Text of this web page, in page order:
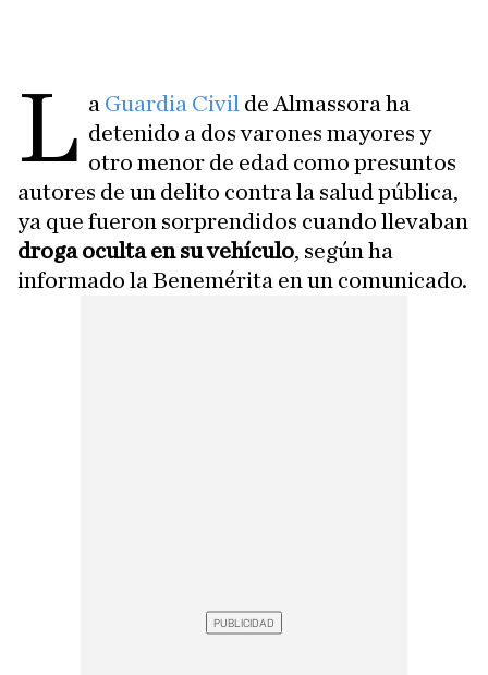
L a Guardia Civil de Almassora ha
detenido a dos varones mayores y
otro menor de edad como presuntos
autores de un delito contra la salud pública,
ya que fueron sorprendidos cuando llevaban
droga oculta en su vehículo, según ha
informado la Benemérita en un comunicado.